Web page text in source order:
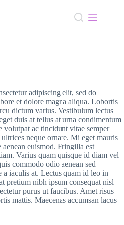
adipiscing elit, sed do
et dolore magna aliqua. Lobortis
dictum varius. Vestibulum lectus
duis at tellus at urna condimentum
volutpat ac tincidunt vitae semper
neque ornare. Mi eget mauris
aenean euismod. Fringilla est
Varius quam quisque id diam vel
commodo odio aenean sed
iaculis at. Lectus quam id leo in
pretium nibh ipsum consequat nisl
purus ut faucibus. Amet risus
mattis. Maecenas accumsan lacus